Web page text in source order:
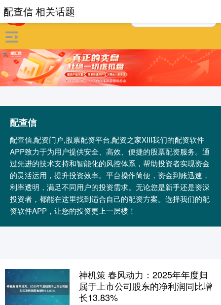
配查信
配查信,配资门户,股票配资平台,配资之家XIII‌我们的配资软件
APP致力于为用户提供安全、高效、便捷的股票配资服务。通
过先进的技术支持和智能化的风控体系，帮助投资者实现资金
的灵活运用，提升投资效率。平台操作简便，资金到账迅速，
利率透明，满足不同用户的投资需求。无论您是新手还是资深
投资者，都能在这里找到适合自己的配资方案。选择我们的配
资软件APP，让您的投资更上一层楼！
配查信 相关话题
神机策 春风动力：2025年年度归
属于上市公司股东的净利润同比增
长13.83%